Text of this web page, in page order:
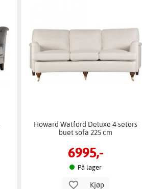
Howard Watford Deluxe 4-seters
buet sofa 225 cm
6995,-
På lager
Kjøp